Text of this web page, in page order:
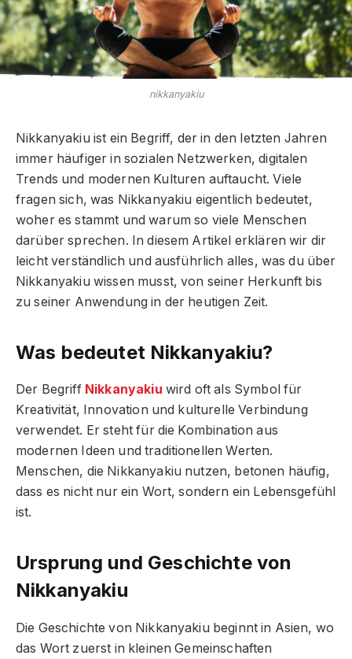
nikkanyakiu
Nikkanyakiu ist ein Begriff, der in den letzten Jahren
immer häufiger in sozialen Netzwerken, digitalen
Trends und modernen Kulturen auftaucht. Viele
fragen sich, was Nikkanyakiu eigentlich bedeutet,
woher es stammt und warum so viele Menschen
darüber sprechen. In diesem Artikel erklären wir dir
leicht verständlich und ausführlich alles, was du über
Nikkanyakiu wissen musst, von seiner Herkunft bis
zu seiner Anwendung in der heutigen Zeit.
Was bedeutet Nikkanyakiu?
Der Begriff Nikkanyakiu wird oft als Symbol für
Kreativität, Innovation und kulturelle Verbindung
verwendet. Er steht für die Kombination aus
modernen Ideen und traditionellen Werten.
Menschen, die Nikkanyakiu nutzen, betonen häufig,
dass es nicht nur ein Wort, sondern ein Lebensgefühl
ist.
Ursprung und Geschichte von
Nikkanyakiu
Die Geschichte von Nikkanyakiu beginnt in Asien, wo
das Wort zuerst in kleinen Gemeinschaften